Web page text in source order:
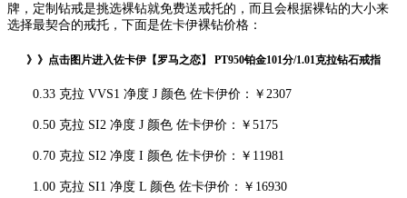
牌，定制钻戒是挑选裸钻就免费送戒托的，而且会根据裸钻的大小来
选择最契合的戒托，下面是佐卡伊裸钻价格：
》》点击图片进入佐卡伊【罗马之恋】 PT950铂金101分/1.01克拉钻石戒指
0.33 克拉 VVS1 净度 J 颜色 佐卡伊价：￥2307
0.50 克拉 SI2 净度 J 颜色 佐卡伊价：￥5175
0.70 克拉 SI2 净度 I 颜色 佐卡伊价：￥11981
1.00 克拉 SI1 净度 L 颜色 佐卡伊价：￥16930